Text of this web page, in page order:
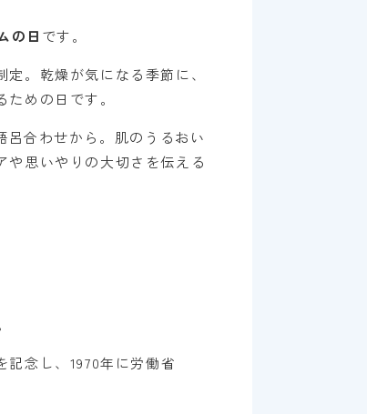
の日 です。
。乾燥が気になる季節に、
めの日です。
呂合わせから。肌のうるおい
や思いやりの大切さを伝える
記念し、1970年に労働省